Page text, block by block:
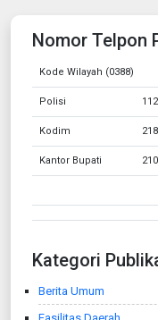
Nomor Telpon
Kode Wilayah (0388)
Polisi 112
Kodim
Kantor Bupati
Kategori
Berita Umum